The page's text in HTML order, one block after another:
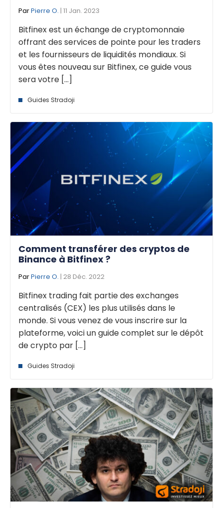
ParPierre O. | 11 Jan. 2023
Bitfinex est un échange de cryptomonnaie
offrant des services de pointe pour les traders
et les fournisseurs de liquidités mondiaux. Si
vous êtes nouveau sur Bitfinex, ce guide vous
sera votre [...]
Guides Stradoji
Comment transférer des cryptos de
Binance à Bitfinex ?
ParPierre O. | 28 Déc. 2022
Bitfinex trading fait partie des exchanges
centralisés (CEX) les plus utilisés dans le
monde. Si vous venez de vous inscrire sur la
plateforme, voici un guide complet sur le dépôt
de crypto par [...]
Guides Stradoji